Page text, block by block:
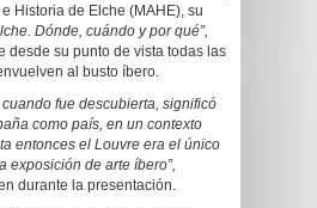
Historia de Elche (MAHE), su
Dónde, cuándo y por qué”,
desde su punto de vista todas las
al busto íbero.
cuando fue descubierta, significó
como país, en un contexto
entonces el Louvre era el único
exposición de arte íbero”,
durante la presentación.